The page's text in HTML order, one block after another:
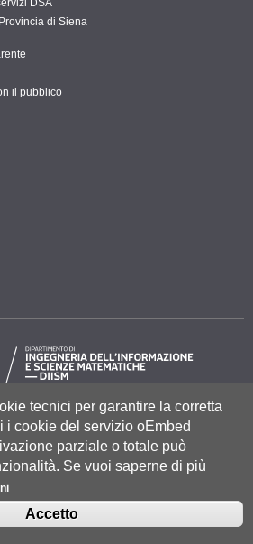
di Siena
il pubblico
Siena- Rettorato, via Banchi di Sotto 55, 53100
80002070524 |
Coordinate bancarie
Caselle
|Fatturazione Elettronica
- URP - Ufficio Relazioni con il Pubblico Tel.
al venerdì dalle 9.30 alle 10.30)
tecnici per garantire la corretta
i cookie del servizio oEmbed
parziale o totale può
Se vuoi saperne di più
Accetto